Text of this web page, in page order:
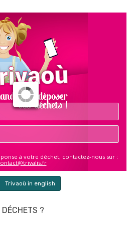
à votre déchet, contactez-nous sur :
Trivaoù in english
DÉCHETS ?